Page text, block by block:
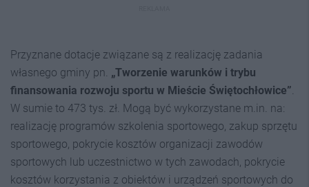
Przyznane dotacje związane są z realizację zadania
własnego gminy pn. „Tworzenie warunków i trybu
finansowania rozwoju sportu w Mieście Świętochłowice”
W sumie to 473 tys. zł. Mogą być wykorzystane m.in. na:
realizację programów szkolenia sportowego, zakup sprzętu
sportowego, pokrycie kosztów organizacji zawodów
sportowych lub uczestnictwo w tych zawodach, pokrycie
kosztów korzystania z obiektów i urządzeń sportowych do